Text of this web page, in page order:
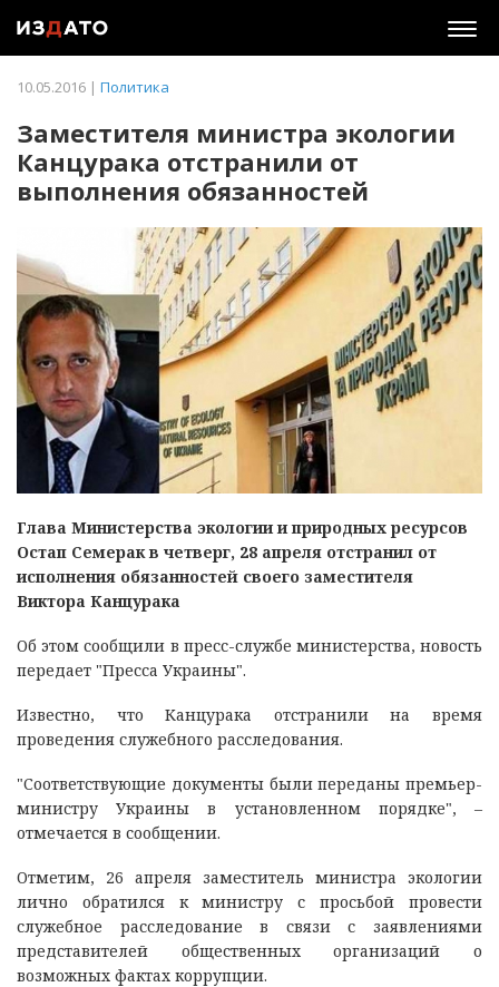
10.05.2016 | Политика
Заместителя министра экологии
Канцурака отстранили от
выполнения обязанностей
Глава Министерства экологии и природных ресурсов
Остап Семерак в четверг, 28 апреля отстранил от
исполнения обязанностей своего заместителя
Виктора Канцурака
Об этом сообщили в пресс-службе министерства, новость
передает "Пресса Украины".
Известно, что Канцурака отстранили на время
проведения служебного расследования.
"Соответствующие документы были переданы премьер-
министру Украины в установленном порядке", –
отмечается в сообщении.
Отметим, 26 апреля заместитель министра экологии
лично обратился к министру с просьбой провести
служебное расследование в связи с заявлениями
представителей общественных организаций о
возможных фактах коррупции.